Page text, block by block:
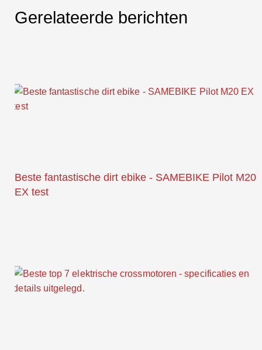
Gerelateerde berichten
Beste fantastische dirt ebike - SAMEBIKE Pilot M20
EX test